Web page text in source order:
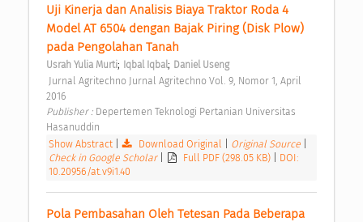
Uji Kinerja dan Analisis Biaya Traktor Roda 4
Model AT 6504 dengan Bajak Piring (Disk Plow)
pada Pengolahan Tanah
Usrah Yulia Murti; Iqbal Iqbal; Daniel Useng
2016
Publisher : Depertemen Teknologi Pertanian Universitas
Hasanuddin
Show Abstract
Download Original Original Source
Check in Google Scholar
Full PDF (298.05 KB)
DOI:
10.20956/at.v9i1.40
Pola Pembasahan Oleh Tetesan Pada Beberapa